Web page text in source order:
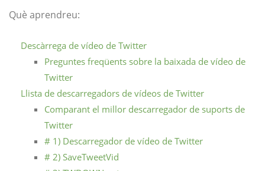
Què aprendreu:
Descàrrega de vídeo de Twitter
Preguntes freqüents sobre la baixada de vídeo de
Twitter
Llista de descarregadors de vídeos de Twitter
Comparant el millor descarregador de suports de
Twitter
# 1) Descarregador de vídeo de Twitter
# 2) SaveTweetVid